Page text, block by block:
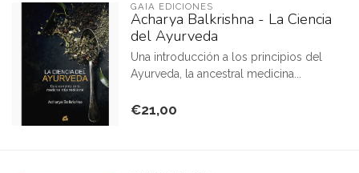
GAIA EDICIONES
Acharya Balkrishna - La Ciencia
del Ayurveda
Una introducción a los principios del
Ayurveda, la ancestral medicina...
€21,00